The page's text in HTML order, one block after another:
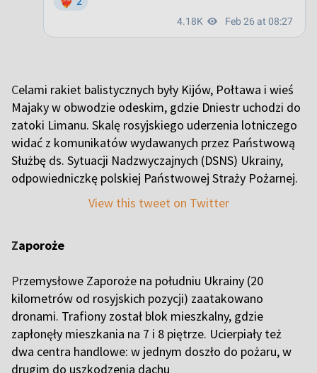
Celami rakiet balistycznych były Kijów, Połtawa i wieś
Majaky w obwodzie odeskim, gdzie Dniestr uchodzi do
zatoki Limanu. Skalę rosyjskiego uderzenia lotniczego
widać z komunikatów wydawanych przez Państwową
Służbę ds. Sytuacji Nadzwyczajnych (DSNS) Ukrainy,
odpowiedniczkę polskiej Państwowej Straży Pożarnej.
View this tweet on Twitter
Zaporoże
Przemysłowe Zaporoże na południu Ukrainy (20
kilometrów od rosyjskich pozycji) zaatakowano
dronami. Trafiony został blok mieszkalny, gdzie
zapłonęły mieszkania na 7 i 8 piętrze. Ucierpiały też
dwa centra handlowe: w jednym doszło do pożaru, w
drugim do uszkodzenia dachu